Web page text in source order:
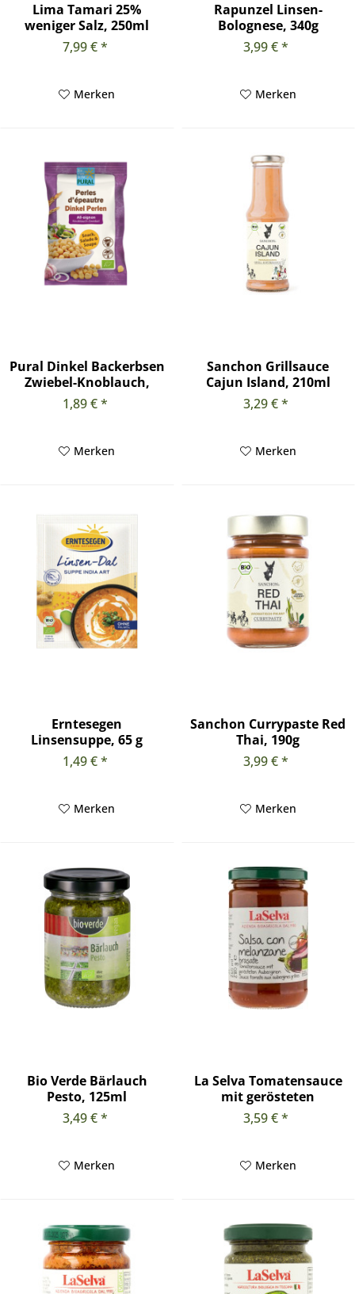
Lima Tamari 25%
weniger Salz, 250ml
7,99 € *
Merken
Rapunzel Linsen-
Bolognese, 340g
3,99 € *
Merken
Pural Dinkel Backerbsen
Zwiebel-Knoblauch,
125g
1,89 € *
Merken
Sanchon Grillsauce
Cajun Island, 210ml
3,29 € *
Merken
Erntesegen
Linsensuppe, 65 g
1,49 € *
Merken
Sanchon Currypaste Red
Thai, 190g
3,99 € *
Merken
Bio Verde Bärlauch
Pesto, 125ml
3,49 € *
Merken
La Selva Tomatensauce
mit gerösteten
Melanzani,...
3,59 € *
Merken